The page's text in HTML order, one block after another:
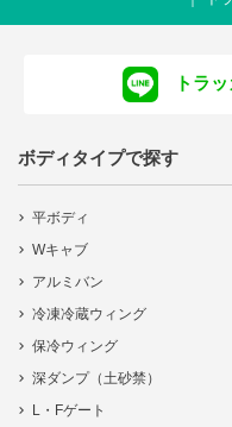
トラ
ボディタイプで探す
平ボディ
Wキャブ
アルミバン
冷凍冷蔵ウィング
保冷ウィング
深ダンプ（土砂禁）
L・Fゲート